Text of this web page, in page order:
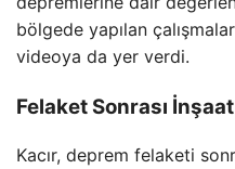
bölgede yapılan
videoya da yer verdi.
Felaket Sonrası
Kacır, deprem felaketi